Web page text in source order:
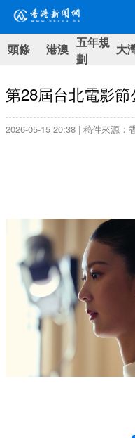
頭條 港澳 五年規
劃
大
第28屆台北電影
2026-05-15 20:38 | 稿件來源：